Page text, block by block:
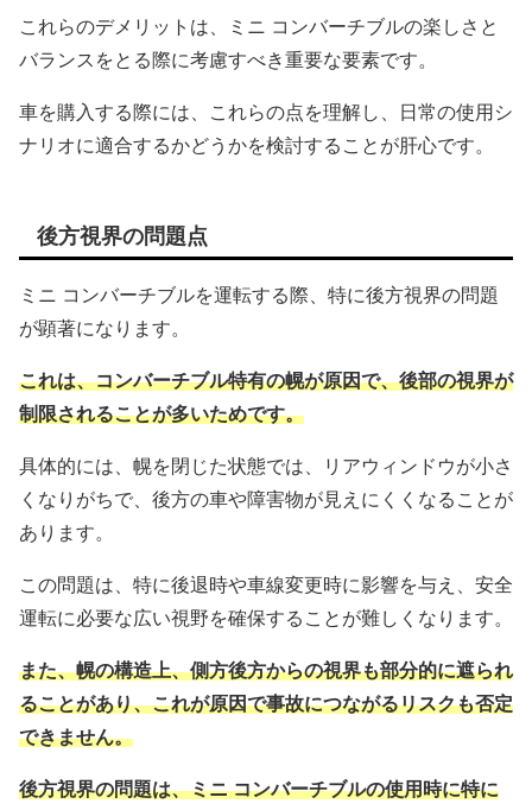
これらのデメリットは、ミニ コンバーチブルの楽しさと
バランスをとる際に考慮すべき重要な要素です。
車を購入する際には、これらの点を理解し、日常の使用シ
ナリオに適合するかどうかを検討することが肝心です。
後方視界の問題点
ミニ コンバーチブルを運転する際、特に後方視界の問題
が顕著になります。
これは、コンバーチブル特有の幌が原因で、後部の視界が
制限されることが多いためです。
具体的には、幌を閉じた状態では、リアウィンドウが小さ
くなりがちで、後方の車や障害物が見えにくくなることが
あります。
この問題は、特に後退時や車線変更時に影響を与え、安全
運転に必要な広い視野を確保することが難しくなります。
また、幌の構造上、側方後方からの視界も部分的に遮られ
ることがあり、これが原因で事故につながるリスクも否定
できません。
後方視界の問題は、ミニ コンバーチブルの使用時に特に